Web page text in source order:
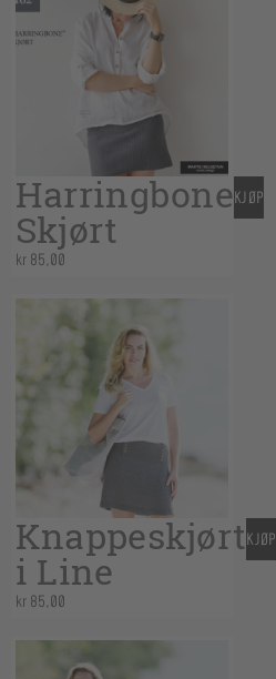
Harringbone
Skjørt
kr85,00
KJØP
Knappeskjørt
i Line
kr85,00
KJØP